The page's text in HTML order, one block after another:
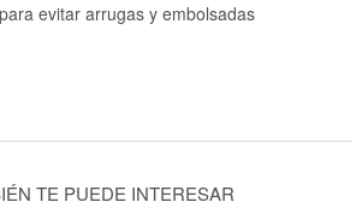
evitar arrugas y embolsadas
TE PUEDE INTERESAR